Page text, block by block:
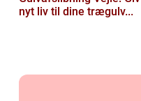
nyt liv til dine trægulv...